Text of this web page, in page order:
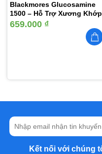
Blackmores Glucosamine
1500 – Hỗ Trợ Xương Khớp
659.000 ₫
Kết nối với chúng